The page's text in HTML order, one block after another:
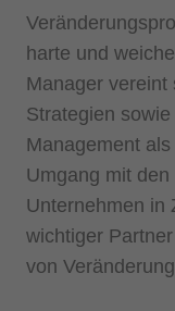
harte und
Manager vereint
Strategien
Management
Umgang mit
Unternehmen in
wichtiger
von